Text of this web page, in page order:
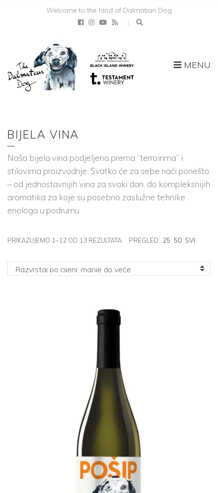
Welcome to the land of Dalmatian Dog
MENU
BIJELA VINA
Naša bijela vina podjeljena prema “terroirima” i
stilovima proizvodnje. Svatko će za sebe naći ponešto
– od jednostavnijih vina za svaki dan, do kompleksnijih
aromatika za koje su posebno zaslužne tehnike
enologa u podrumu
PRIKAZUJEMO 1–12 OD 13 REZULTATA POREDANO
OD
NISKE
PREGLED: 25 50 SVI